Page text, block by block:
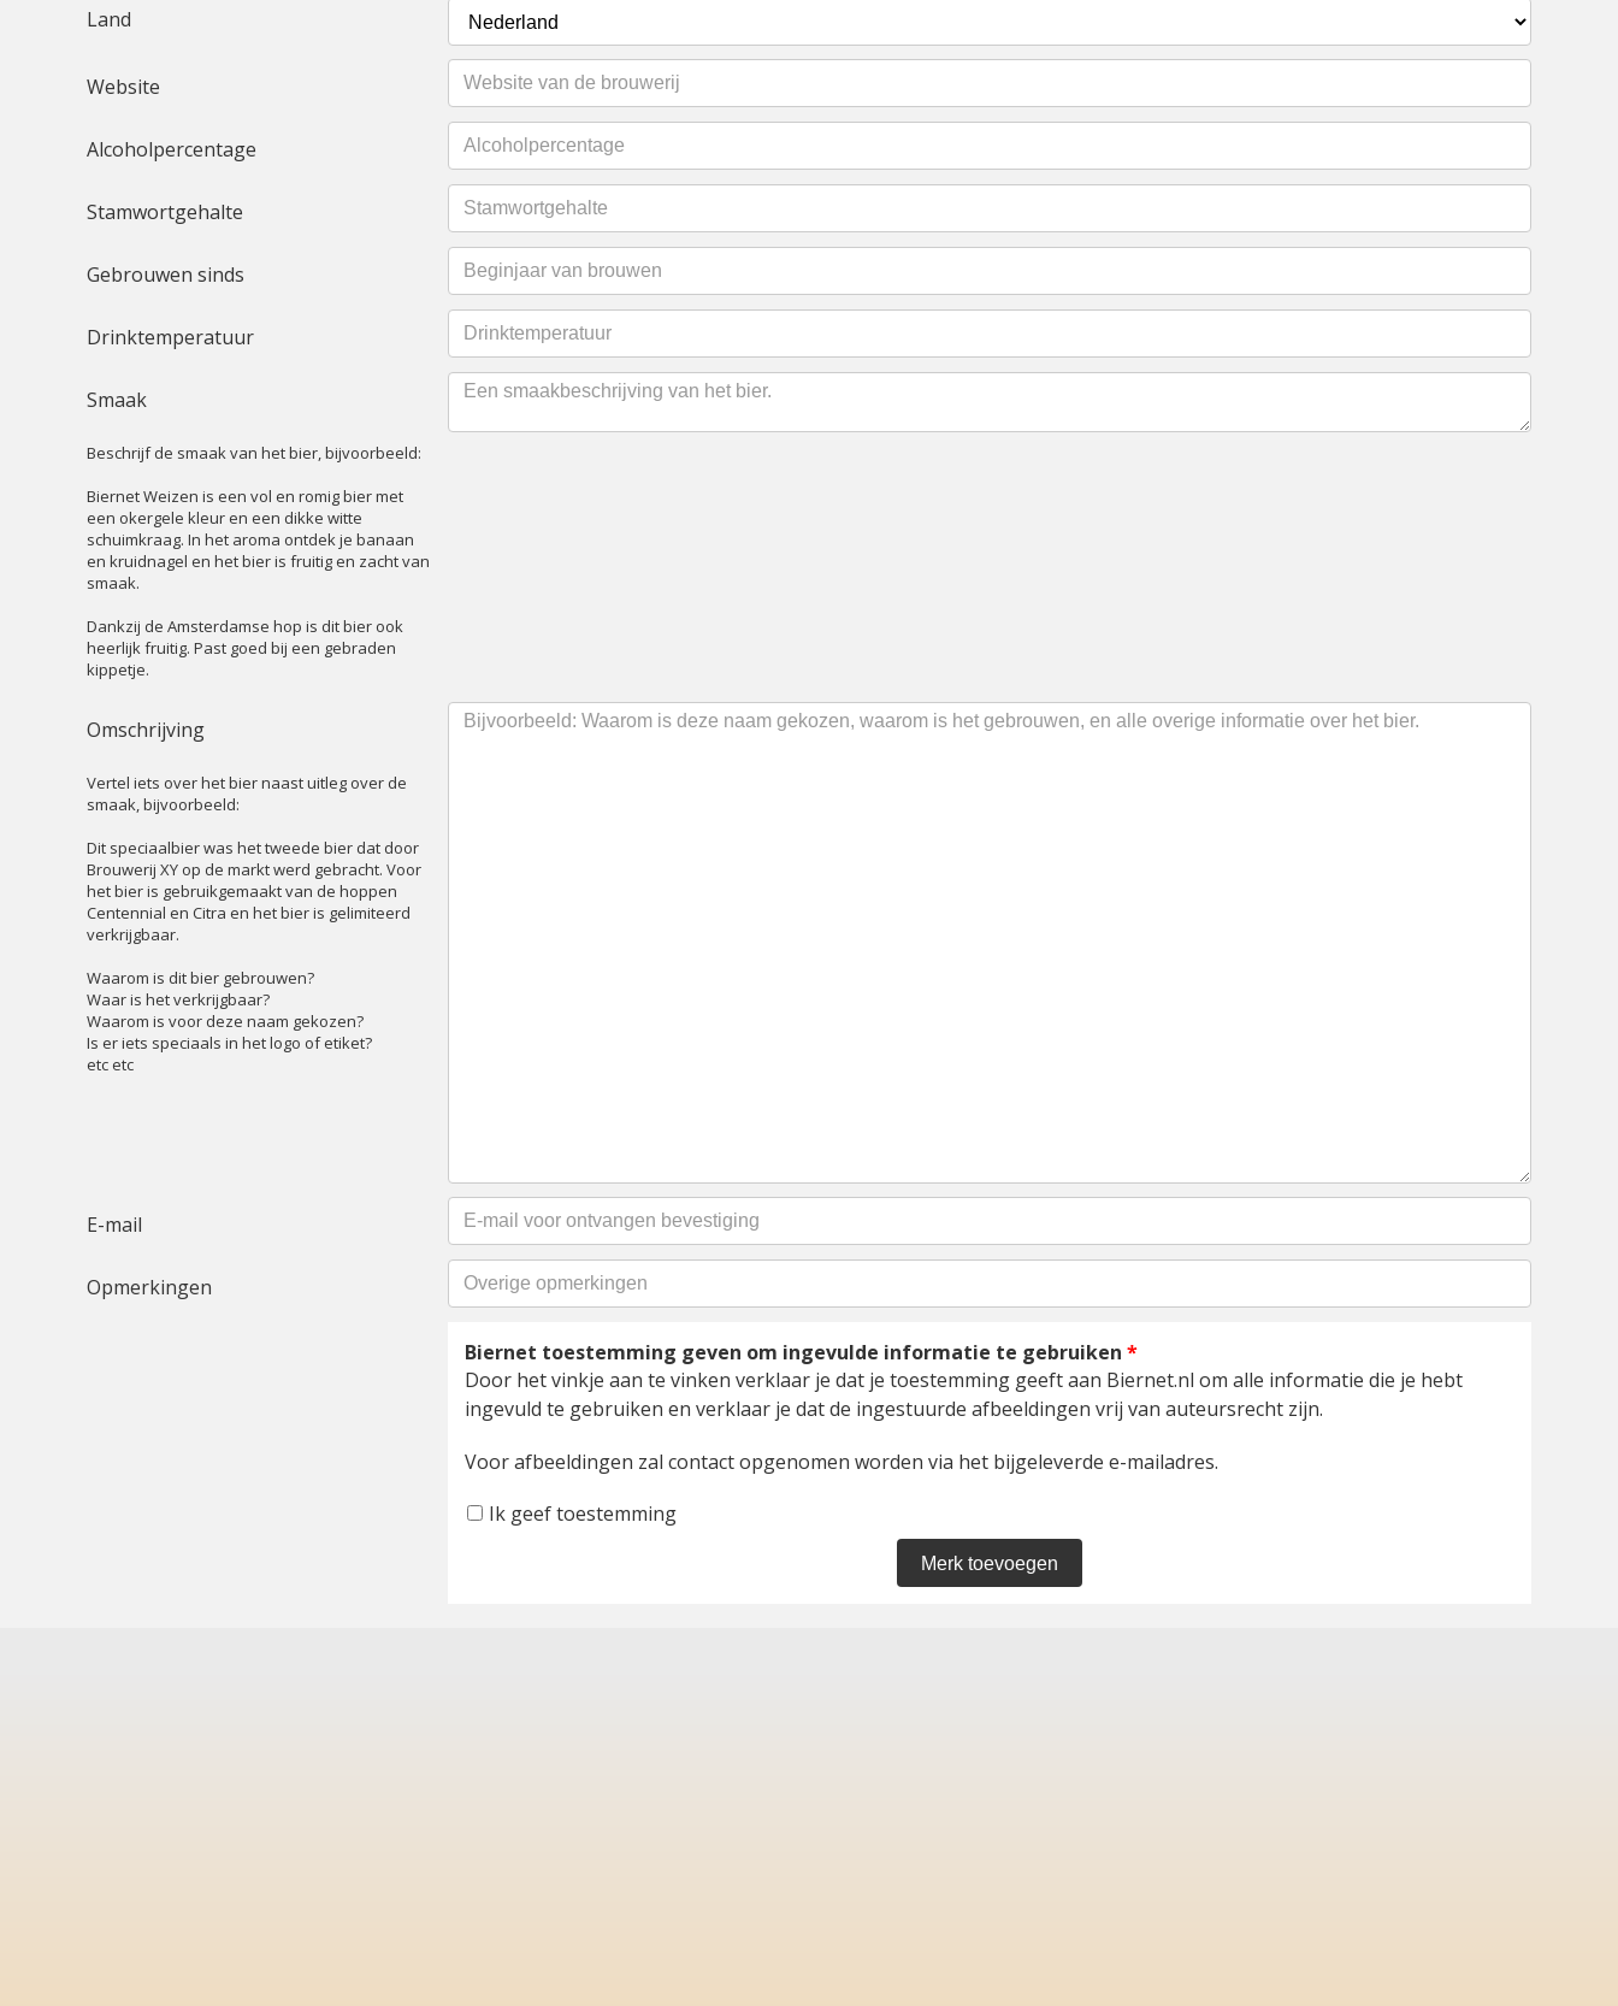
Land
Website
Alcoholpercentage
Stamwortgehalte
Gebrouwen sinds
Drinktemperatuur
Smaak
Beschrijf de smaak van het bier, bijvoorbeeld:
Biernet Weizen is een vol en romig bier met
een okergele kleur en een dikke witte
schuimkraag. In het aroma ontdek je banaan
en kruidnagel en het bier is fruitig en zacht van
smaak.
Dankzij de Amsterdamse hop is dit bier ook
heerlijk fruitig. Past goed bij een gebraden
kippetje.
Omschrijving
Vertel iets over het bier naast uitleg over de
smaak, bijvoorbeeld:
Dit speciaalbier was het tweede bier dat door
Brouwerij XY op de markt werd gebracht. Voor
het bier is gebruikgemaakt van de hoppen
Centennial en Citra en het bier is gelimiteerd
verkrijgbaar.
Waarom is dit bier gebrouwen?
Waar is het verkrijgbaar?
Waarom is voor deze naam gekozen?
Is er iets speciaals in het logo of etiket?
etc etc
E-mail
Opmerkingen
Biernet toestemming geven om ingevulde informatie te gebruiken *
Door het vinkje aan te vinken verklaar je dat je toestemming geeft aan Biernet.nl om alle informatie die je hebt
ingevuld te gebruiken en verklaar je dat de ingestuurde afbeeldingen vrij van auteursrecht zijn.
Voor afbeeldingen zal contact opgenomen worden via het bijgeleverde e-mailadres.
Ik geef toestemming